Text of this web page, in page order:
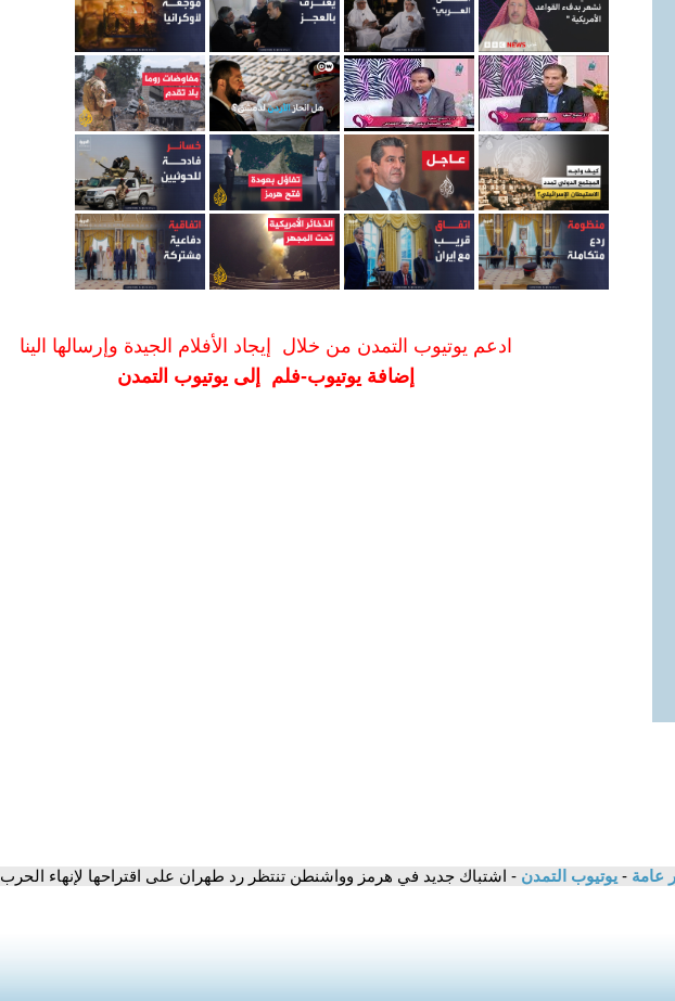
ادعم يوتيوب التمدن من خلال إيجاد الأفلام الجيدة وإرسالها الينا
إضافة يوتيوب-فلم إلى يوتيوب التمدن
عامة - يوتيوب التمدن - اشتباك جديد في هرمز وواشنطن تنتظر رد طهران على اقتراحها لإنهاء الحرب